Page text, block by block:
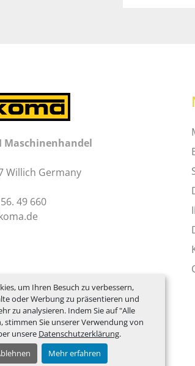
um Ihren Besuch zu verbessern,
oder Werbung zu präsentieren und
zu analysieren. Indem Sie auf "Alle
stimmen Sie unserer Verwendung von
unsere Datenschutzerklärung.
Mehr erfahren
Maschinenhandel
Willich Germany
49 660